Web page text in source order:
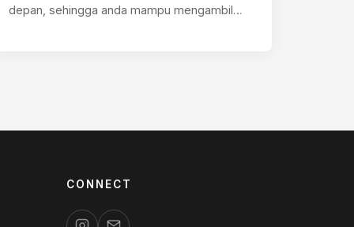
depan, sehingga anda mampu mengambil
CONNECT